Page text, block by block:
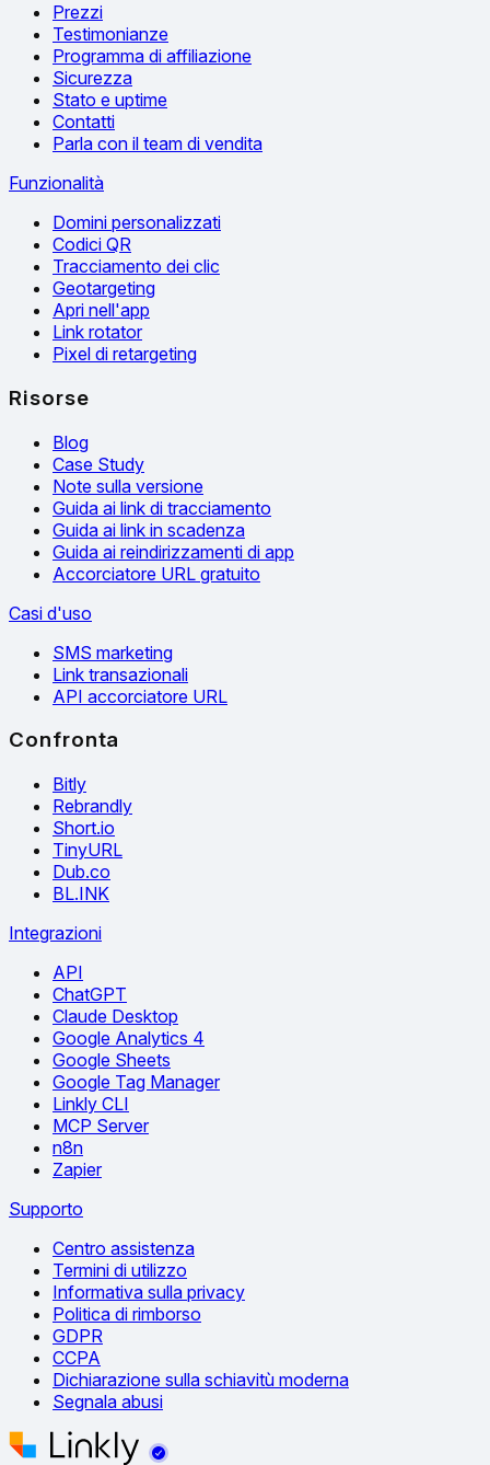
Prezzi
Testimonianze
Programma di affiliazione
Sicurezza
Stato e uptime
Contatti
Parla con il team di vendita
Funzionalità
Domini personalizzati
Codici QR
Tracciamento dei clic
Geotargeting
Apri nell'app
Link rotator
Pixel di retargeting
Risorse
Blog
Case Study
Note sulla versione
Guida ai link di tracciamento
Guida ai link in scadenza
Guida ai reindirizzamenti di app
Accorciatore URL gratuito
Casi d'uso
SMS marketing
Link transazionali
API accorciatore URL
Confronta
Bitly
Rebrandly
Short.io
TinyURL
Dub.co
BL.INK
Integrazioni
API
ChatGPT
Claude Desktop
Google Analytics 4
Google Sheets
Google Tag Manager
Linkly CLI
MCP Server
n8n
Zapier
Supporto
Centro assistenza
Termini di utilizzo
Informativa sulla privacy
Politica di rimborso
GDPR
CCPA
Dichiarazione sulla schiavitù moderna
Segnala abusi